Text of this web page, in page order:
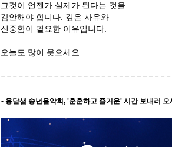
그것이 언젠가 실제가 된다는 것을
감안해야 합니다. 깊은 사유와
신중함이 필요한 이유입니다.
오늘도 많이 웃으세요.
- 옹달샘 송년음악회, '훈훈하고 즐거운' 시간 보내러 오